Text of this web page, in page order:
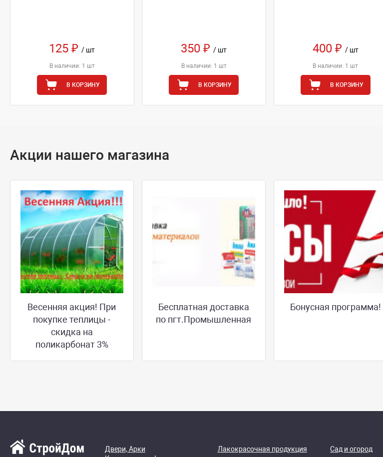
125 ₽/ шт
В наличии: 1 шт
В КОРЗИНУ
350 ₽/ шт
В наличии: 1 шт
В КОРЗИНУ
400 ₽ / шт
В наличии: 1 шт
В КОРЗИНУ
Акции нашего магазина
Весенняя акция! При
покупке теплицы -
скидка на
поликарбонат 3%
Бесплатная доставка
по пгт.Промышленная
Бонусная программа!
Двери, Арки Лакокрасочная продукция Сад и огород